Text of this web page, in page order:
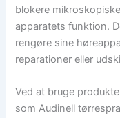
blokere
apparatets funktion.
rengøre sine
reparationer eller
Ved at bruge
som Audinell